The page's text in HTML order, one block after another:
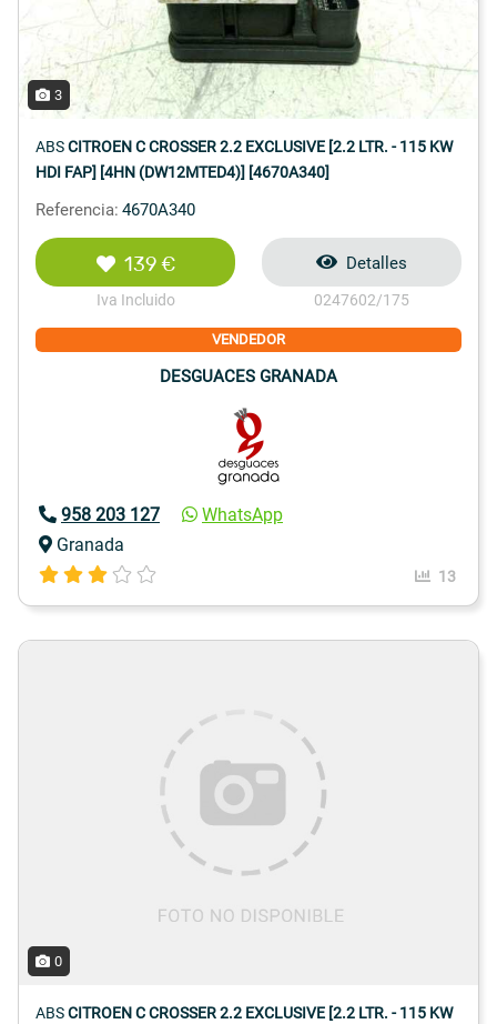
3
ABSCITROEN C CROSSER 2.2 EXCLUSIVE [2.2 LTR. - 115 KW
HDI FAP] [4HN (DW12MTED4)] [4670A340]
Referencia: 4670A340
139 €
Iva Incluido
Detalles
0247602/175
VENDEDOR
DESGUACES GRANADA
958 203 127
WhatsApp
Granada
13
0
ABSCITROEN C CROSSER 2.2 EXCLUSIVE [2.2 LTR. - 115 KW